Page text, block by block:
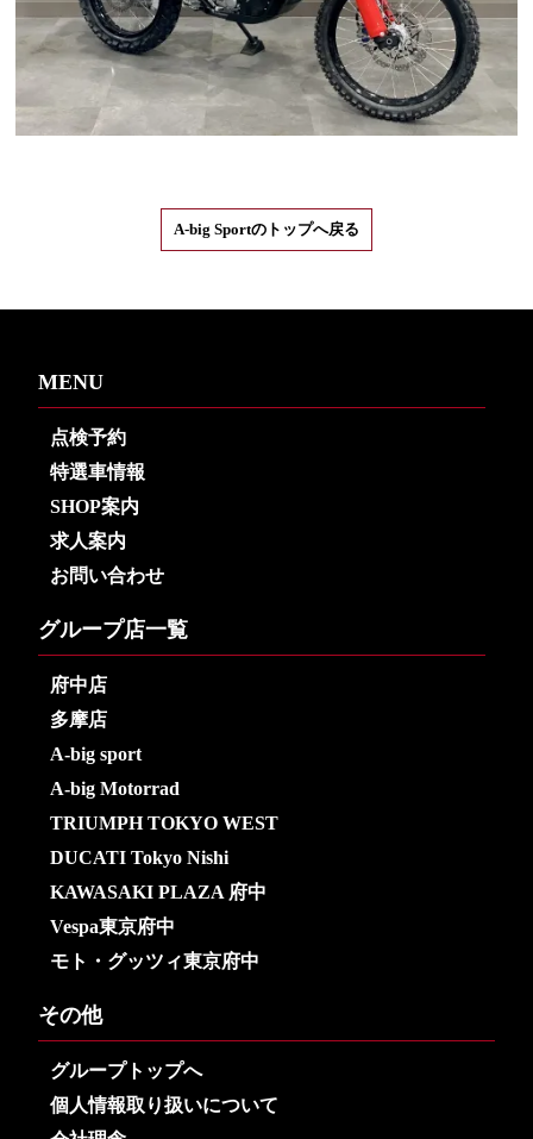
A-big Sportのトップへ戻る
MENU
点検予約
特選車情報
SHOP案内
求人案内
お問い合わせ
グループ店一覧
府中店
多摩店
A-big sport
A-big Motorrad
TRIUMPH TOKYO WEST
DUCATI Tokyo Nishi
KAWASAKI PLAZA 府中
Vespa東京府中
モト・グッツィ東京府中
その他
グループトップへ
個人情報取り扱いについて